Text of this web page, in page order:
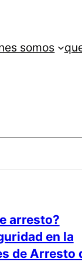
somos
arresto?
en la
de Arresto